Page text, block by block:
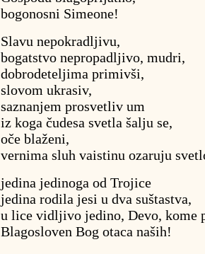
bogonosni Simeone!
Slavu nepokradljivu,
bogatstvo nepropadljivo, mudri,
dobrodeteljima primivši,
slovom ukrasiv,
saznanjem prosvetliv um
iz koga čudesa svetla šalju se,
oče blaženi,
vernima sluh vaistinu ozaruju
jedina jedinoga od Trojice
jedina rodila jesi u dva suštastva,
u lice vidljivo jedino, Devo, kome
Blagosloven Bog otaca naših!